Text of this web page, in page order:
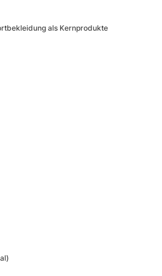
als Kernprodukte